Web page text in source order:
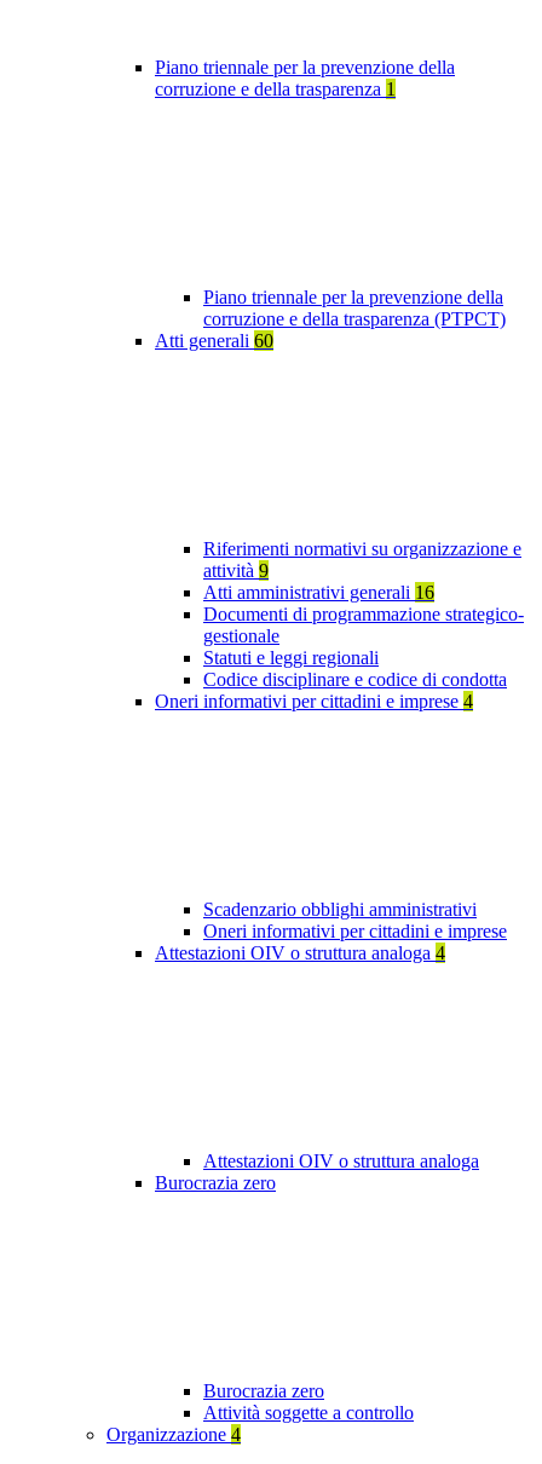
Piano triennale per la prevenzione della
corruzione e della trasparenza 1
Piano triennale per la prevenzione della
corruzione e della trasparenza (PTPCT)
Atti generali 60
Riferimenti normativi su organizzazione e
attività 9
Atti amministrativi generali 16
Documenti di programmazione strategico-
gestionale
Statuti e leggi regionali
Codice disciplinare e codice di condotta
Oneri informativi per cittadini e imprese 4
Scadenzario obblighi amministrativi
Oneri informativi per cittadini e imprese
Attestazioni OIV o struttura analoga 4
Attestazioni OIV o struttura analoga
Burocrazia zero
Burocrazia zero
Attività soggette a controllo
Organizzazione 4